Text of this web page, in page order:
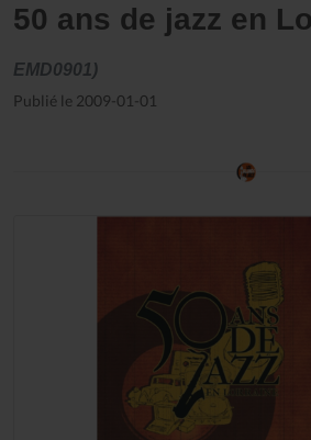
50 ans de jazz en
EMD0901)
Publié le 2009-01-01